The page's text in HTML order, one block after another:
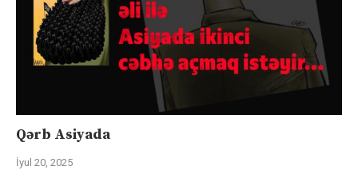
Qərb Asiyada
İyul 20, 2025